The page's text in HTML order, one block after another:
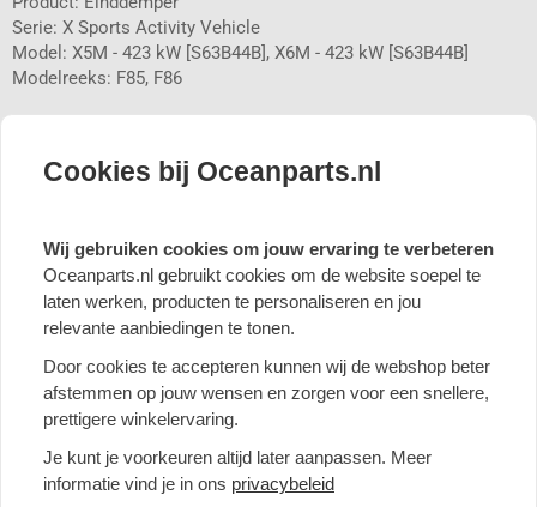
Serie: X Sports Activity Vehicle
Model: X5M - 423 kW [S63B44B], X6M - 423 kW [S63B44B]
Modelreeks: F85, F86
 Sportief design geeft uw auto dat speciale tintje en verhoogt de
onmiskenbare "Eisenmann Sound".
 Onze producten maken een complexe ontwikkeling door,
waaronder CAD in ons huis.
 We optimaliseren het geluid en vermijden zo onaangename
 Het geoptimaliseerde ontwerp verhoogt het vermogen en
koppel.
 Sportkatalysatoren - verminderen de tegendruk en
optimaliseren de motorprestaties.
 Verschillende uitlaatvarianten.
Cookies bij Oceanparts.nl
Wij gebruiken cookies om jouw ervaring te verbeteren
Oceanparts.nl gebruikt cookies om de website soepel te
laten werken, producten te personaliseren en jou
relevante aanbiedingen te tonen.
Door cookies te accepteren kunnen wij de webshop beter
afstemmen op jouw wensen en zorgen voor een snellere,
prettigere winkelervaring.
Je kunt je voorkeuren altijd later aanpassen. Meer
informatie vind je in ons privacybeleid